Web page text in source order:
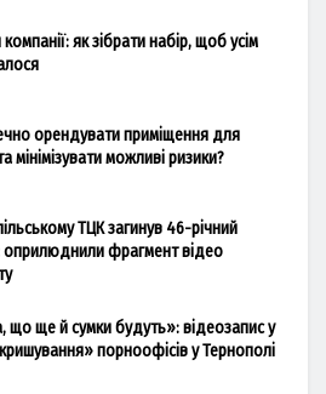
як зібрати набір, щоб усім
орендувати приміщення для
мінімізувати можливі ризики?
ТЦК загинув 46-річний
оприлюднили фрагмент відео
що ще й сумки будуть»: відеозапис у
порноофісів у Тернополі